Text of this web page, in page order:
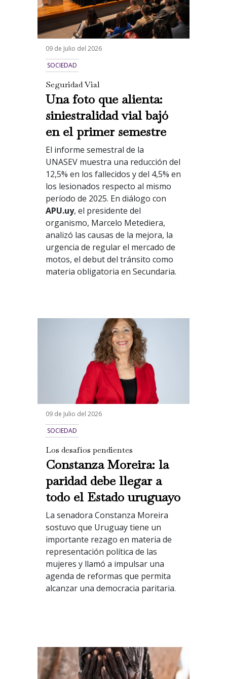
09 de Julio del 2026
SOCIEDAD
Seguridad Vial
Una foto que alienta:
siniestralidad vial bajó
en el primer semestre
El informe semestral de la
UNASEV muestra una reducción del
12,5% en los fallecidos y del 4,5% en
los lesionados respecto al mismo
período de 2025. En diálogo con
APU.uy, el presidente del
organismo, Marcelo Metediera,
analizó las causas de la mejora, la
urgencia de regular el mercado de
motos, el debut del tránsito como
materia obligatoria en Secundaria.
09 de Julio del 2026
SOCIEDAD
Los desafíos pendientes
Constanza Moreira: la
paridad debe llegar a
todo el Estado uruguayo
La senadora Constanza Moreira
sostuvo que Uruguay tiene un
importante rezago en materia de
representación política de las
mujeres y llamó a impulsar una
agenda de reformas que permita
alcanzar una democracia paritaria.